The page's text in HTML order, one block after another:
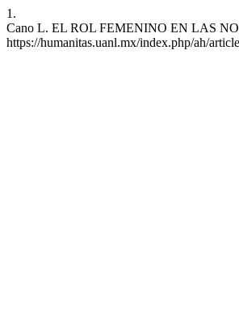
1.
Cano L. EL ROL FEMENINO EN LAS
https://humanitas.uanl.mx/index.php/ah/